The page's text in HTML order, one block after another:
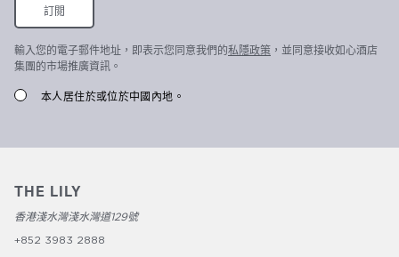
輸入您的電子郵件地址，即表示您同意我們的私隱政策 ，並同意接收如心酒店
集團的市場推廣資訊。
本人居住於或位於中國內地。
THE LILY
香港淺水灣淺水灣道129號
+852 3983 2888